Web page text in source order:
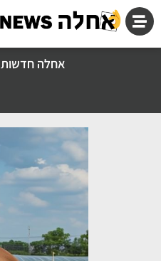
אחלה חדשות